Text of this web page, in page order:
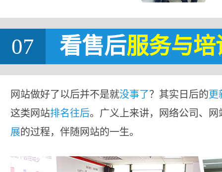
07 看售后服务与培
网站做好了以后并不是就没事了？其实日后的更
这类网站排名往后。广义上来讲，网络公司、
展的过程，伴随网站的一生。